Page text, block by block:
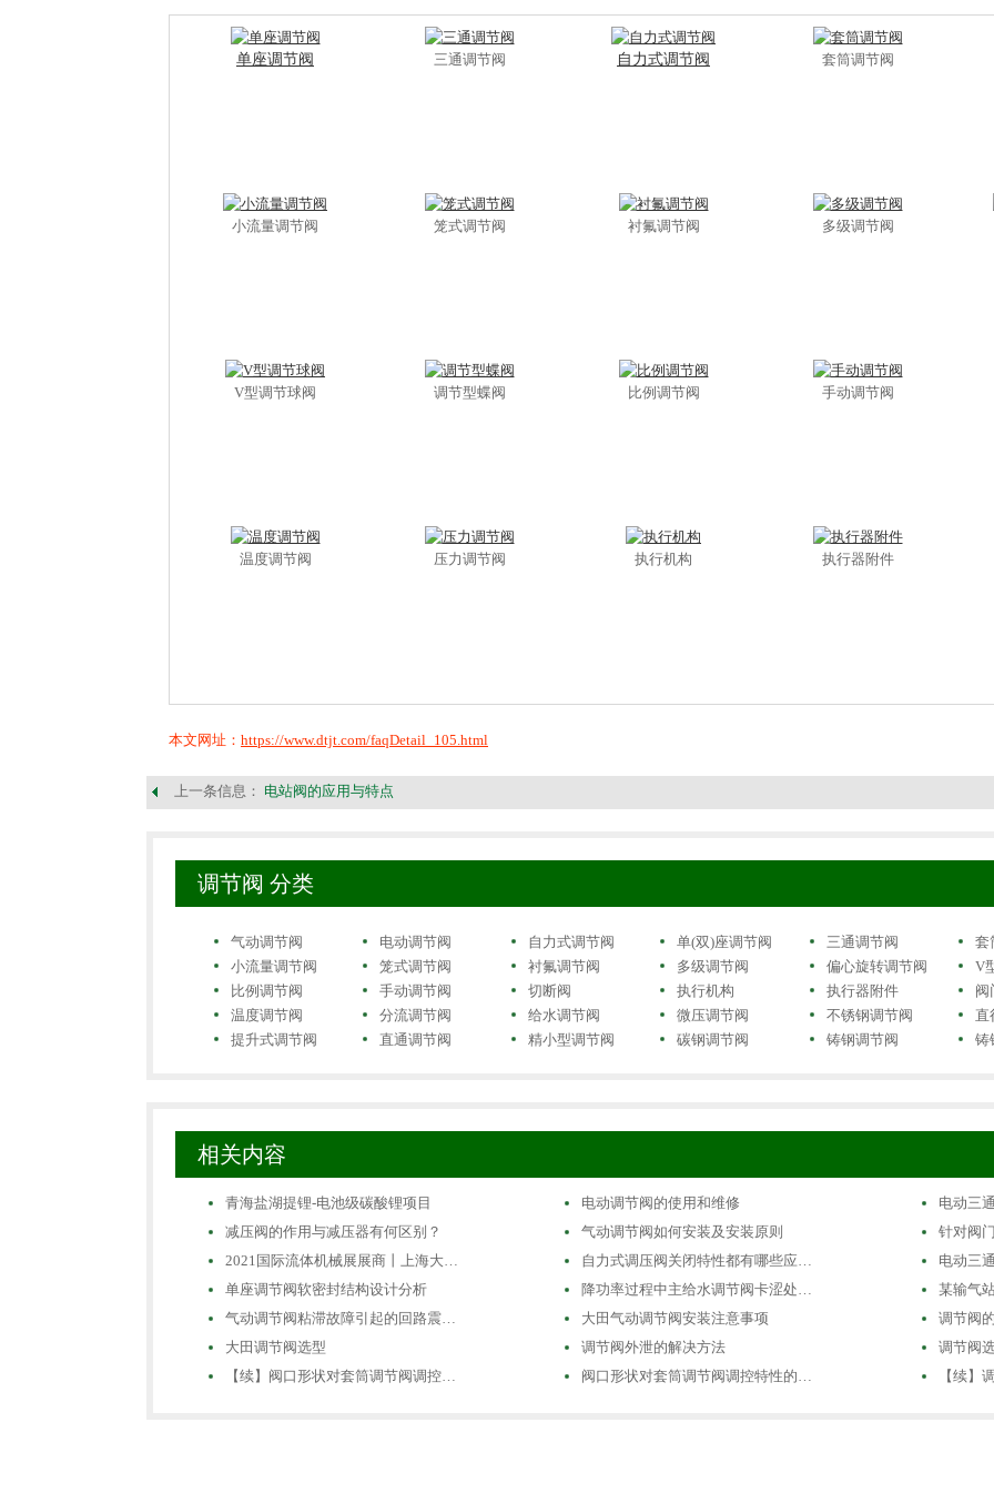
单座调节阀 三通调节阀 自力式调节阀 套筒调节阀
小流量调节阀 笼式调节阀 衬氟调节阀 多级调节阀
V型调节球阀 调节型蝶阀 比例调节阀 手动调节阀
温度调节阀 压力调节阀 执行机构 执行器附件
本文网址： https://www.dtjt.com/faqDetail_105.html
上一条信息： 电站阀的应用与特点
调节阀 分类
气动调节阀 电动调节阀 自力式调节阀 单(双)座调节阀 三通调节阀 套
小流量调节阀
笼式调节阀 衬氟调节阀 多级调节阀 偏心旋转调节阀 V
比例调节阀
手动调节阀 切断阀 执行机构 执行器附件 阀
温度调节阀
分流调节阀 给水调节阀 微压调节阀 不锈钢调节阀 直
提升式调节阀
直通调节阀 精小型调节阀 碳钢调节阀 铸钢调节阀 铸
相关内容
青海盐湖提锂-电池级碳酸锂项目 电动调节阀的使用和维修
电动三
减压阀的作用与减压器有何区别？
气动调节阀如何安装及安装原则
针对阀
2021国际流体机械展展商丨上海大…
自力式调压阀关闭特性都有哪些应…
电动三
单座调节阀软密封结构设计分析
降功率过程中主给水调节阀卡涩处…
某输气
气动调节阀粘滞故障引起的回路震…
大田气动调节阀安装注意事项
调节阀
大田调节阀选型
调节阀外泄的解决方法
调节阀
【续】阀口形状对套筒调节阀调控…
阀口形状对套筒调节阀调控特性的… 【续】